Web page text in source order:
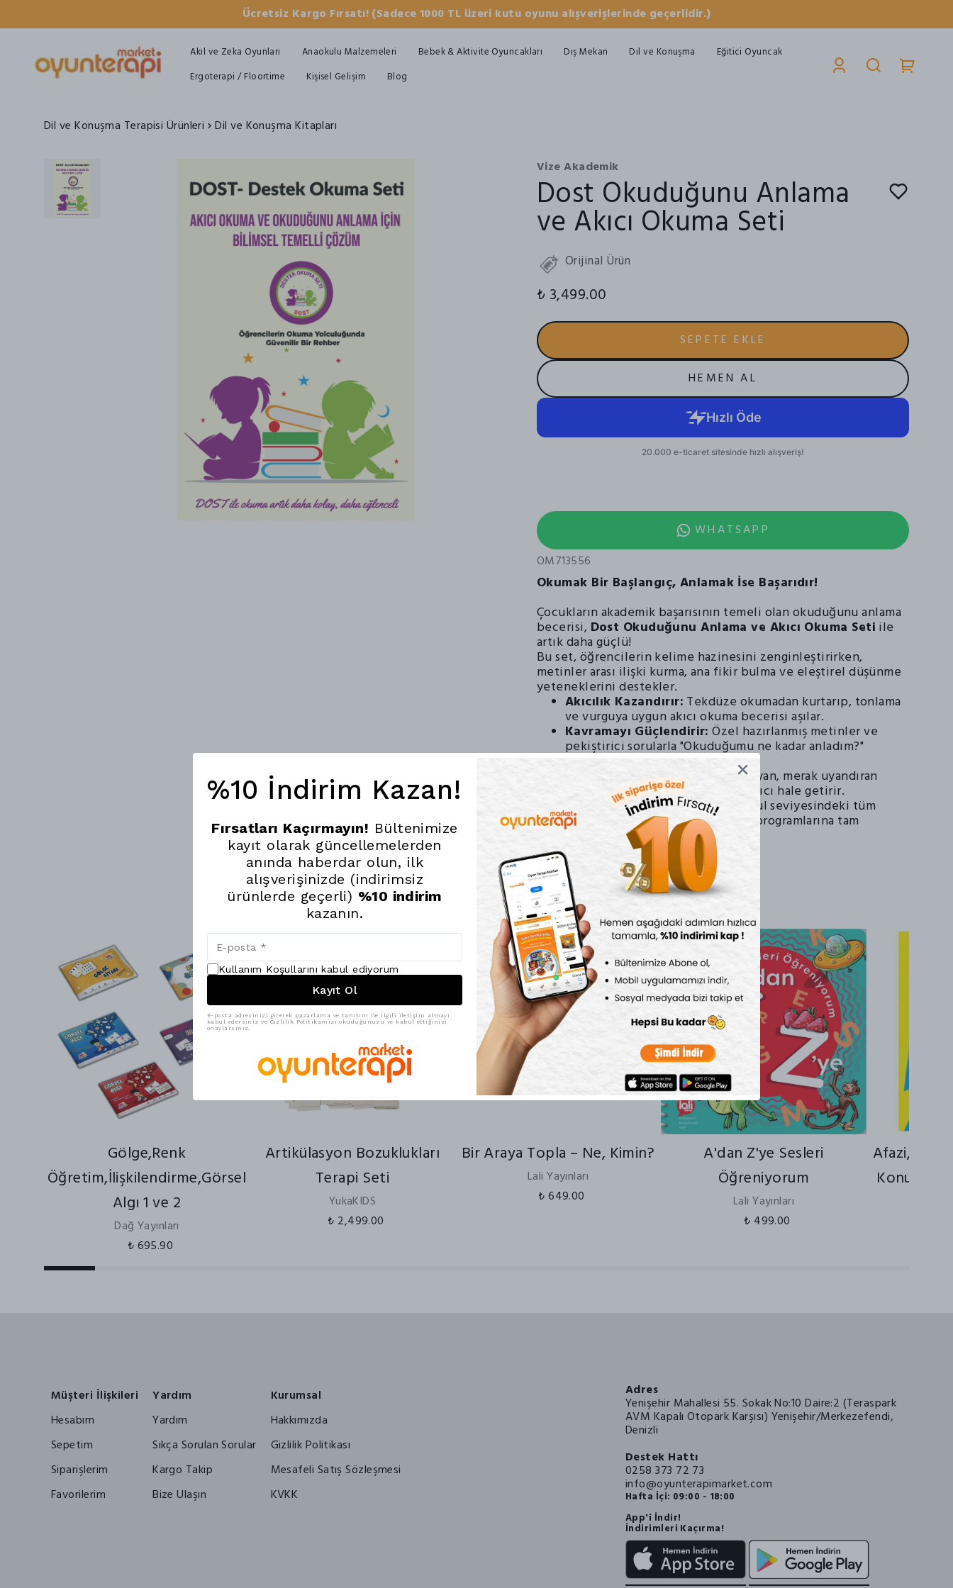
Ücretsiz Kargo Fırsatı! (Sadece 1000 TL üzeri kutu oyunu alışverişlerinde geçerlidir.)
Akıl ve Zeka Oyunları Anaokulu Malzemeleri Bebek & Aktivite Oyuncakları Dış Mekan Dil ve Konuşma
Eğitici Oyuncak
Ergoterapi / Floortime
Kişisel Gelişim Blog
Dil ve Konuşma Terapisi Ürünleri Dil ve Konuşma Kitapları
Vize Akademik
Dost Okuduğunu Anlama
ve Akıcı Okuma Seti
Orijinal Ürün
₺ 3,499.00
SEPETE EKLE
HEMEN AL
WHATSAPP
OM713556
Okumak Bir Başlangıç, Anlamak İse Başarıdır!
Çocukların akademik başarısının temeli olan okuduğunu anlama
becerisi, Dost Okuduğunu Anlama ve Akıcı Okuma Seti ile
artık daha güçlü!
Bu set, öğrencilerin kelime hazinesini zenginleştirirken,
metinler arası ilişki kurma, ana fikir bulma ve eleştirel düşünme
yeteneklerini destekler.
Akıcılık Kazandırır: Tekdüze okumadan kurtarıp, tonlama
ve vurguya uygun akıcı okuma becerisi aşılar.
Kavramayı Güçlendirir: Özel hazırlanmış metinler ve
pekiştirici sorularla "Okuduğumu ne kadar anladım?"
sorusuna yanıt verir.
Eğlenceli İçerik: Çocukları sıkmayan, merak uyandıran
metinlerle okuma alışkanlığını kalıcı hale getirir.
Okul Müfredatına Uygun: İlkokul seviyesindeki tüm
öğrencilerin kullanımına ve ders programlarına tam
uyumludur.
Gölge,Renk
Öğretim,İlişkilendirme,Görsel
Algı 1 ve 2
Dağ Yayınları
₺ 695.90
Artikülasyon Bozuklukları
Terapi Seti
YukaKIDS
₺ 2,499.00
Bir Araya Topla – Ne, Kimin?
Lali Yayınları
₺ 649.00
A'dan Z'ye Sesleri
Öğreniyorum
Lali Yayınları
₺ 499.00
Afazi,
Konuşma
Müşteri İlişkileri
Hesabım
Sepetim
Siparişlerim
Favorilerim
Yardım
Yardım
Sıkça Sorulan Sorular
Kargo Takip
Bize Ulaşın
Kurumsal
Hakkımızda
Gizlilik Politikası
Mesafeli Satış Sözleşmesi
KVKK
Adres
Yenişehir Mahallesi 55. Sokak No:10 Daire:2 (Teraspark
AVM Kapalı Otopark Karşısı) Yenişehir/Merkezefendi,
Denizli
Destek Hattı
0258 373 72 73
info@oyunterapimarket.com
Hafta İçi: 09:00 - 18:00
App'i İndir!
İndirimleri Kaçırma!
%10 İndirim Kazan!
Fırsatları Kaçırmayın! Bültenimize
kayıt olarak güncellemelerden
anında haberdar olun, ilk
alışverişinizde (indirimsiz
ürünlerde geçerli) %10 indirim
kazanın.
Kullanım Koşullarını kabul ediyorum
Kayıt Ol
E-posta adresinizi girerek pazarlama ve tanıtım ile ilgili iletişim almayı
kabul edersiniz ve Gizlilik Politikamızı okuduğunuzu ve kabul ettiğinizi
onaylarsınız.